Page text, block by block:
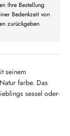
Ihre Bestellung
Bedenkzeit von
zurückgeben
seinem
farbe. Das
sessel oder-